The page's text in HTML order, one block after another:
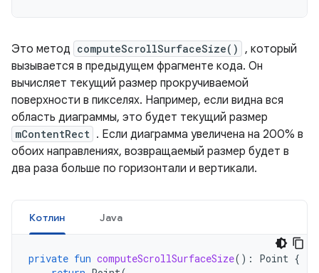
Это метод computeScrollSurfaceSize() , который
вызывается в предыдущем фрагменте кода. Он
вычисляет текущий размер прокручиваемой
поверхности в пикселях. Например, если видна вся
область диаграммы, это будет текущий размер
mContentRect . Если диаграмма увеличена на 200% в
обоих направлениях, возвращаемый размер будет в
два раза больше по горизонтали и вертикали.
Котлин Java
private fun computeScrollSurfaceSize(): Point {